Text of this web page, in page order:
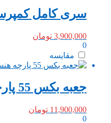
سری کامل
3,900,000 تومان
0
مقایسه
جعبه بکس 55 پارچه هنس تایوان
11,900,000 تومان
0